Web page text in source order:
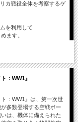
カ戦役全体を考察するゲ
を利用して
ます。
：WW1』
：WW1』は、第一次世
多数登場する空戦ボー
は、機体に備えられた